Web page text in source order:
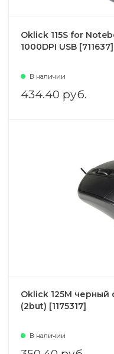
Oklick 115S for
1000DPI USB [711637]
В наличии
434.40 руб.
Oklick 125M черный
(2but) [1175317]
В наличии